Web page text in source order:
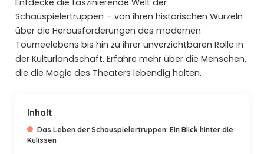
Schauspielertruppen – von ihren historischen Wurzeln
über die Herausforderungen des modernen
Tourneelebens bis hin zu ihrer unverzichtbaren Rolle in
der Kulturlandschaft. Erfahre mehr über die Menschen,
die die Magie des Theaters lebendig halten.
Inhalt
Das Leben der Schauspielertruppen: Ein Blick hinter die
Kulissen